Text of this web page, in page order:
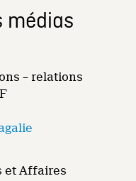
médias
– relations
et Affaires